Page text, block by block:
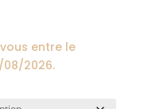
entre le
08/2026.